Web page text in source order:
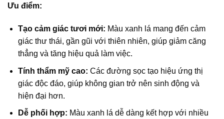
Ưu điểm:
Tạo cảm giác tươi mới: Màu xanh lá mang đến cảm
giác thư thái, gần gũi với thiên nhiên, giúp giảm căng
thẳng và tăng hiệu quả làm việc.
Tính thẩm mỹ cao: Các đường sọc tạo hiệu ứng thị
giác độc đáo, giúp không gian trở nên sinh động và
hiện đại hơn.
Dễ phối hợp: Màu xanh lá dễ dàng kết hợp với nhiều